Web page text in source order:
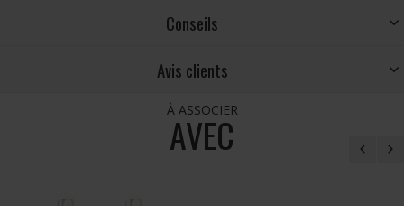
Conseils
Avis clients
À ASSOCIER
AVEC